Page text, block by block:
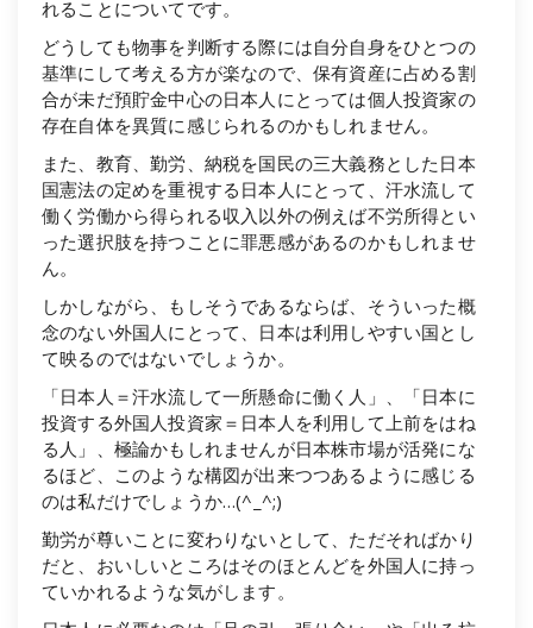
れることについてです。
どうしても物事を判断する際には自分自身をひとつの
基準にして考える方が楽なので、保有資産に占める割
合が未だ預貯金中心の日本人にとっては個人投資家の
存在自体を異質に感じられるのかもしれません。
また、教育、勤労、納税を国民の三大義務とした日本
国憲法の定めを重視する日本人にとって、汗水流して
働く労働から得られる収入以外の例えば不労所得とい
った選択肢を持つことに罪悪感があるのかもしれませ
ん。
しかしながら、もしそうであるならば、そういった概
念のない外国人にとって、日本は利用しやすい国とし
て映るのではないでしょうか。
「日本人＝汗水流して一所懸命に働く人」、「日本に
投資する外国人投資家＝日本人を利用して上前をはね
る人」、極論かもしれませんが日本株市場が活発にな
るほど、このような構図が出来つつあるように感じる
のは私だけでしょうか…(^_^;)
勤労が尊いことに変わりないとして、ただそればかり
だと、おいしいところはそのほとんどを外国人に持っ
ていかれるような気がします。